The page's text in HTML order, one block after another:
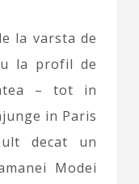
la varsta de
la profil de
– tot in
in Paris
decat un
Modei